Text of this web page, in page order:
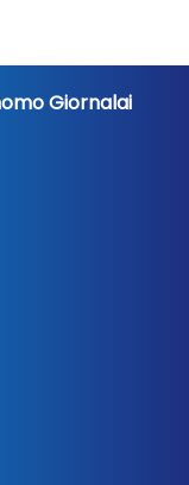
Giornalai